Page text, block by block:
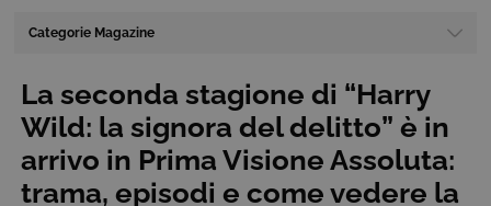
Categorie Magazine
La seconda stagione di “Harry
Wild: la signora del delitto” è in
arrivo in Prima Visione Assoluta:
trama, episodi e come vedere la